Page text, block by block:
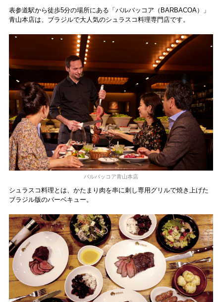
表参道駅から徒歩5分の場所にある「バルバッコア（BARBACOA）」
青山本店は、ブラジルで大人気のシュラスコ料理専門店です。
バルバッコア青山本店
シュラスコ料理とは、かたまり肉を串に刺し専用グリルで焼き上げた
ブラジル版のバーベキュー。